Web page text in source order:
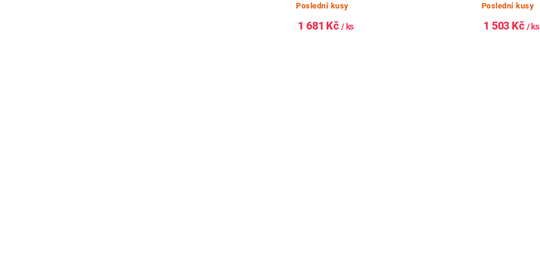
Poslední kusy
1 681 Kč / ks
Poslední kusy
1 503 Kč / ks